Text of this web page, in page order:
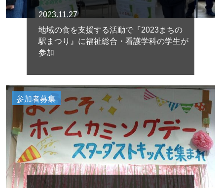
2023.11.27
地域の食を支援する活動で『2023まちの
駅まつり』に福祉総合・看護学科の学生が
参加
参加者募集